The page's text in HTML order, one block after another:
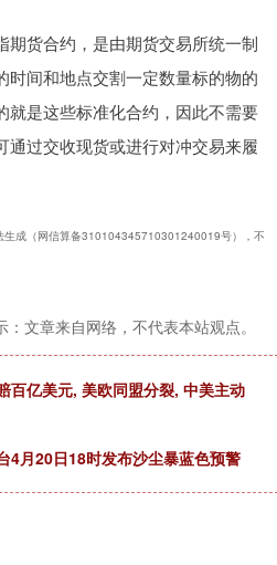
期货合约，是由期货交易所统一制
时间和地点交割一定数量标的物的
就是这些标准化合约，因此不需要
通过交收现货或进行对冲交易来履
生成（网信算备310104345710301240019号），不
文章来自网络，不代表本站观点。
百亿美元, 美欧同盟分裂, 中美主动
4月20日18时发布沙尘暴蓝色预警